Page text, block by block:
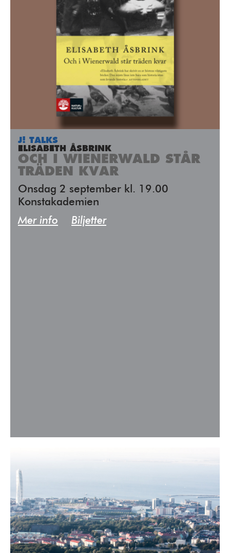
J! TALKS
ELISABETH ÅSBRINK
OCH I WIENERWALD STÅR
TRÄDEN KVAR
Onsdag 2 september kl. 19.00
Konstakademien
Mer info
Biljetter